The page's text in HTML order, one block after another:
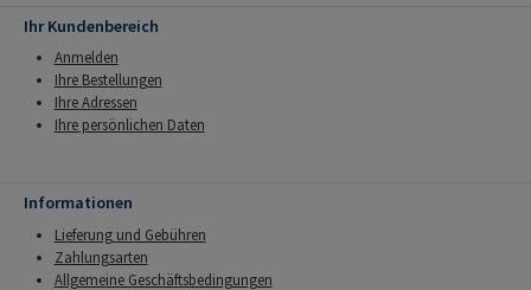
Ihr Kundenbereich
Anmelden
Ihre Bestellungen
Ihre Adressen
Ihre persönlichen Daten
Informationen
Lieferung und Gebühren
Zahlungsarten
Allgemeine Geschäftsbedingungen